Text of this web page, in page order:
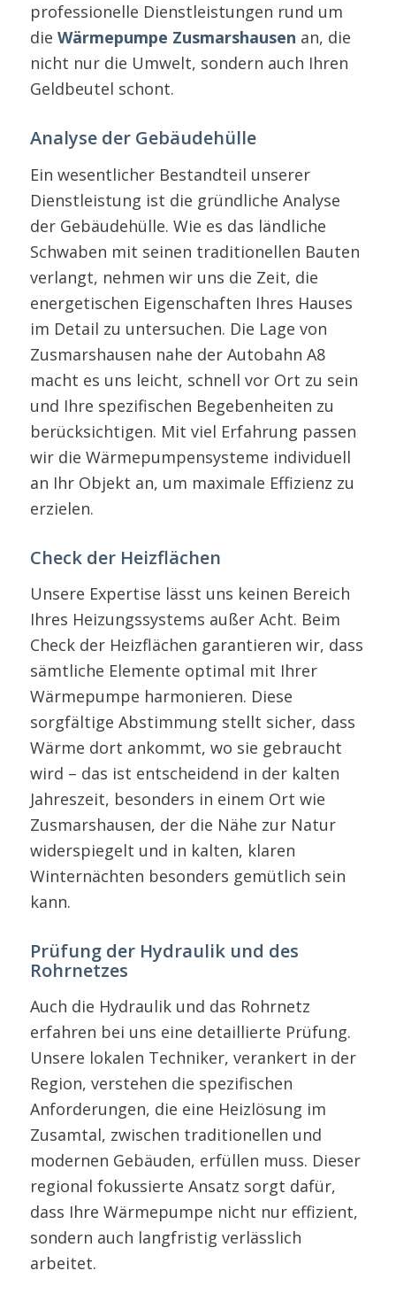
professionelle Dienstleistungen rund um
die Wärmepumpe Zusmarshausen an, die
nicht nur die Umwelt, sondern auch Ihren
Geldbeutel schont.
Analyse der Gebäudehülle
Ein wesentlicher Bestandteil unserer
Dienstleistung ist die gründliche Analyse
der Gebäudehülle. Wie es das ländliche
Schwaben mit seinen traditionellen Bauten
verlangt, nehmen wir uns die Zeit, die
energetischen Eigenschaften Ihres Hauses
im Detail zu untersuchen. Die Lage von
Zusmarshausen nahe der Autobahn A8
macht es uns leicht, schnell vor Ort zu sein
und Ihre spezifischen Begebenheiten zu
berücksichtigen. Mit viel Erfahrung passen
wir die Wärmepumpensysteme individuell
an Ihr Objekt an, um maximale Effizienz zu
erzielen.
Check der Heizflächen
Unsere Expertise lässt uns keinen Bereich
Ihres Heizungssystems außer Acht. Beim
Check der Heizflächen garantieren wir, dass
sämtliche Elemente optimal mit Ihrer
Wärmepumpe harmonieren. Diese
sorgfältige Abstimmung stellt sicher, dass
Wärme dort ankommt, wo sie gebraucht
wird – das ist entscheidend in der kalten
Jahreszeit, besonders in einem Ort wie
Zusmarshausen, der die Nähe zur Natur
widerspiegelt und in kalten, klaren
Winternächten besonders gemütlich sein
kann.
Prüfung der Hydraulik und des
Rohrnetzes
Auch die Hydraulik und das Rohrnetz
erfahren bei uns eine detaillierte Prüfung.
Unsere lokalen Techniker, verankert in der
Region, verstehen die spezifischen
Anforderungen, die eine Heizlösung im
Zusamtal, zwischen traditionellen und
modernen Gebäuden, erfüllen muss. Dieser
regional fokussierte Ansatz sorgt dafür,
dass Ihre Wärmepumpe nicht nur effizient,
sondern auch langfristig verlässlich
arbeitet.